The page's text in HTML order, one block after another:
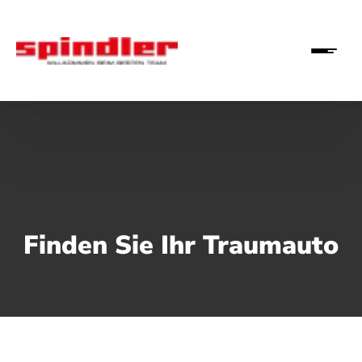
Finden Sie Ihr Traumauto